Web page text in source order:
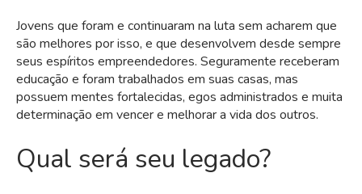
Jovens que foram e continuaram na luta sem acharem que
são melhores por isso, e que desenvolvem desde sempre
seus espíritos empreendedores. Seguramente receberam
educação e foram trabalhados em suas casas, mas
possuem mentes fortalecidas, egos administrados e muita
determinação em vencer e melhorar a vida dos outros.
Qual será seu legado?